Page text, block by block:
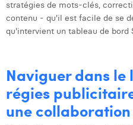
stratégies de mots-clés,
contenu - qu'il est facile de se
qu'intervient un tableau de bord
Naviguer dans
régies
une